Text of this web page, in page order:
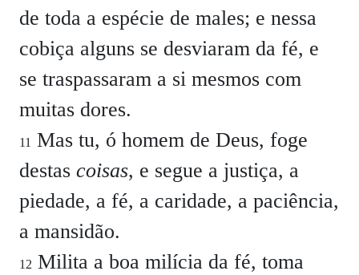
de toda a espécie de males; e nessa
cobiça alguns se desviaram da fé, e
se traspassaram a si mesmos com
muitas dores.
11 Mas tu, ó homem de Deus, foge
destas coisas, e segue a justiça, a
piedade, a fé, a caridade, a paciência,
a mansidão.
12 Milita a boa milícia da fé, toma